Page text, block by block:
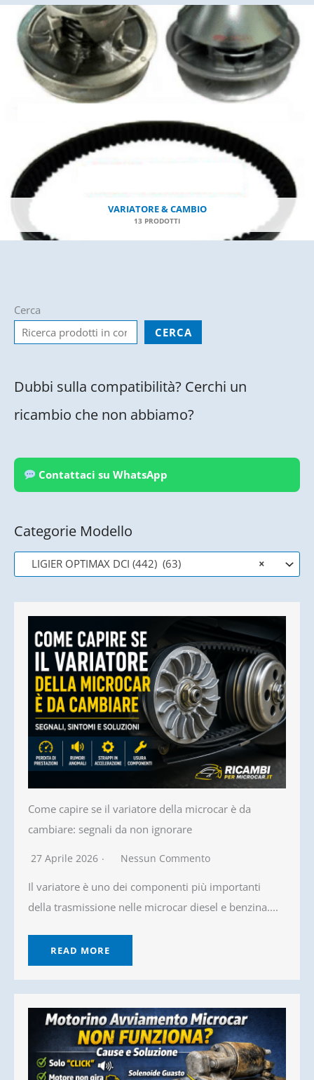
VARIATORE & CAMBIO
13 PRODOTTI
Cerca
CERCA
Dubbi sulla compatibilità? Cerchi un
ricambio che non abbiamo?
Contattaci su WhatsApp
Categorie Modello
×
LIGIER OPTIMAX DCI (442) (63)
Come capire se il variatore della microcar è da
cambiare: segnali da non ignorare
27 Aprile 2026 Nessun Commento
Il variatore è uno dei componenti più importanti
della trasmissione nelle microcar diesel e benzina....
READ MORE